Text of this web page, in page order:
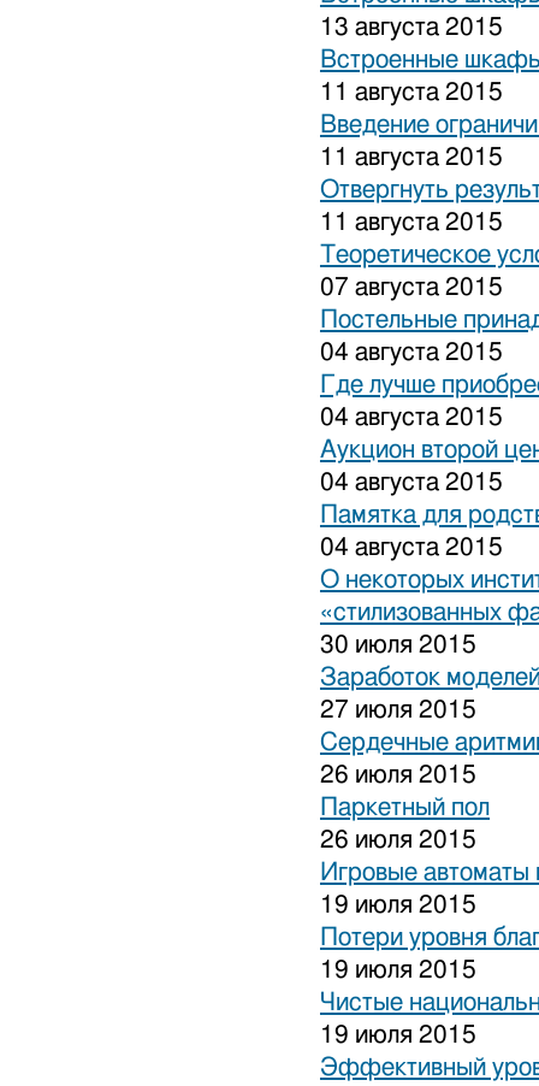
13 августа 2015
Встроенные
11 августа 2015
Введение
11 августа 2015
Отвергнуть
11 августа 2015
Теоретическое
07 августа 2015
Постельные
04 августа 2015
Где лучше
04 августа 2015
Аукцион второй
04 августа 2015
Памятка для
04 августа 2015
О некоторых
«стилизованных
30 июля 2015
Заработок
27 июля 2015
Сердечные
26 июля 2015
Паркетный пол
26 июля 2015
Игровые
19 июля 2015
Потери уровня
19 июля 2015
Чистые
19 июля 2015
Эффективный